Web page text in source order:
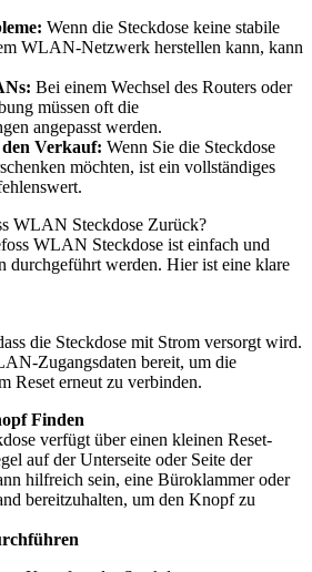
Wenn die Steckdose keine stabile
WLAN-Netzwerk herstellen kann, kann
Bei einem Wechsel des Routers oder
müssen oft die
angepasst werden.
Verkauf: Wenn Sie die Steckdose
möchten, ist ein vollständiges
WLAN Steckdose Zurück?
WLAN Steckdose ist einfach und
durchgeführt werden. Hier ist eine klare
die Steckdose mit Strom versorgt wird.
Zugangsdaten bereit, um die
Reset erneut zu verbinden.
Finden
verfügt über einen kleinen Reset-
auf der Unterseite oder Seite der
hilfreich sein, eine Büroklammer oder
bereitzuhalten, um den Knopf zu